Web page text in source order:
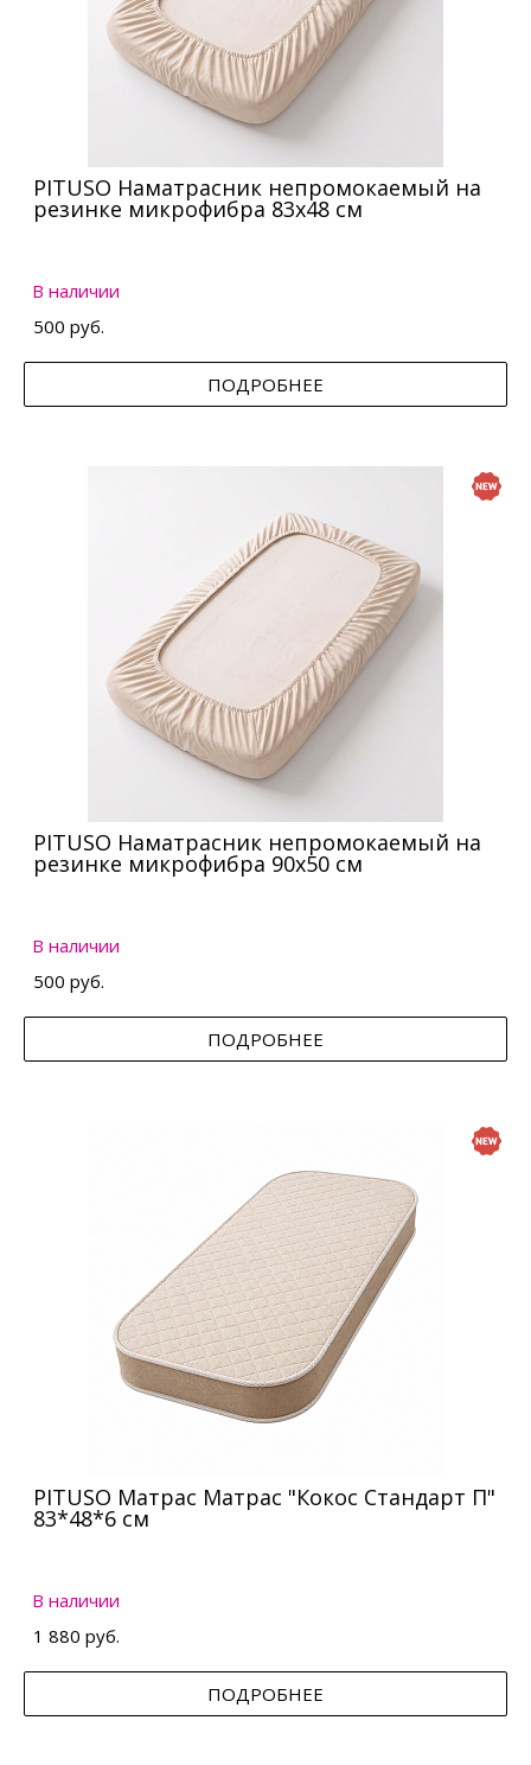
PITUSO Наматрасник непромокаемый на
резинке микрофибра 83х48 см
В наличии
500 руб.
ПОДРОБНЕЕ
PITUSO Наматрасник непромокаемый на
резинке микрофибра 90х50 см
В наличии
500 руб.
ПОДРОБНЕЕ
PITUSO Матрас Матрас "Кокос Стандарт П"
83*48*6 см
В наличии
1 880 руб.
ПОДРОБНЕЕ